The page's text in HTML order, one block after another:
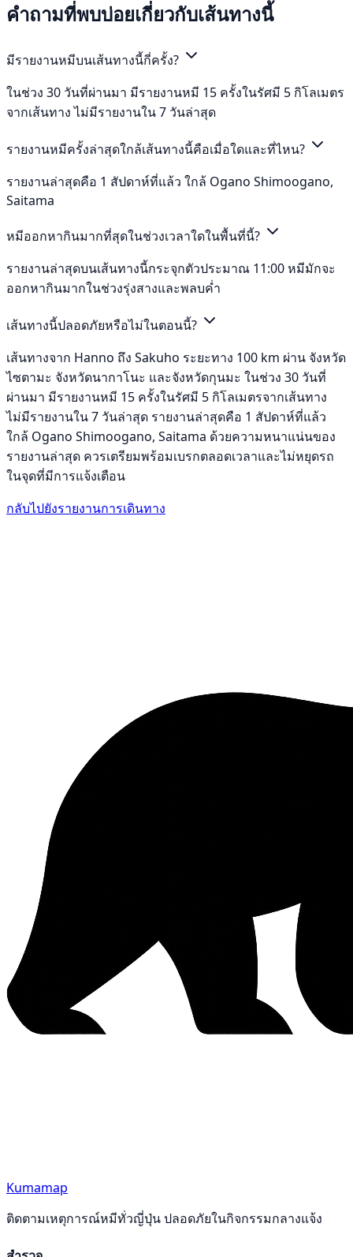
คำถามที่พบบ่อยเกี่ยวกับเส้นทางนี้
มีรายงานหมีบนเส้นทางนี้กี่ครั้ง?
ในช่วง 30 วันที่ผ่านมา มีรายงานหมี 15 ครั้งในรัศมี 5 กิโลเมตร
จากเส้นทาง ไม่มีรายงานใน 7 วันล่าสุด
รายงานหมีครั้งล่าสุดใกล้เส้นทางนี้คือเมื่อใดและที่ไหน?
รายงานล่าสุดคือ 1 สัปดาห์ที่แล้ว ใกล้ Ogano Shimoogano,
Saitama
หมีออกหากินมากที่สุดในช่วงเวลาใดในพื้นที่นี้?
รายงานล่าสุดบนเส้นทางนี้กระจุกตัวประมาณ 11:00 หมีมักจะ
ออกหากินมากในช่วงรุ่งสางและพลบค่ำ
เส้นทางนี้ปลอดภัยหรือไม่ในตอนนี้?
เส้นทางจาก Hanno ถึง Sakuho ระยะทาง 100 km ผ่าน จังหวัด
ไซตามะ จังหวัดนากาโนะ และจังหวัดกุนมะ ในช่วง 30 วันที่
ผ่านมา มีรายงานหมี 15 ครั้งในรัศมี 5 กิโลเมตรจากเส้นทาง
ไม่มีรายงานใน 7 วันล่าสุด รายงานล่าสุดคือ 1 สัปดาห์ที่แล้ว
ใกล้ Ogano Shimoogano, Saitama ด้วยความหนาแน่นของ
รายงานล่าสุด ควรเตรียมพร้อมเบรกตลอดเวลาและไม่หยุดรถ
ในจุดที่มีการแจ้งเตือน
กลับไปยังรายงานการเดินทาง
Kumamap
ติดตามเหตุการณ์หมีทั่วญี่ปุ่น ปลอดภัยในกิจกรรมกลางแจ้ง